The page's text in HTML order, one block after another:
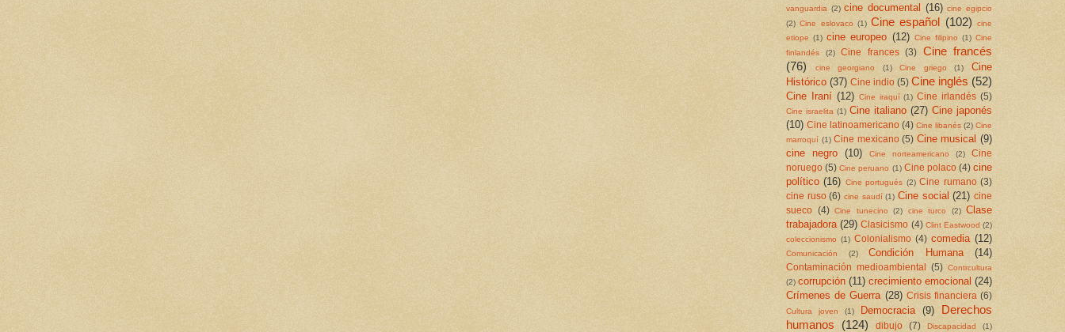
vanguardia (2) cine documental (16) cine egipcio
(2) Cine eslovaco (1) Cine español (102)
cine
etiope (1) cine europeo (12) Cine filipino (1) Cine
finlandés
(2) Cine frances (3)
Cine francés
(76)
cine georgiano (1) Cine griego (1)
Cine
Histórico (37) Cine indio (5) Cine inglés (52)
Cine Iraní (12) Cine iraquí (1) Cine irlandés (5)
Cine israelita (1) Cine italiano (27) Cine japonés
(10) Cine latinoamericano (4) Cine libanés (2) Cine
marroquí (1) Cine mexicano (5) Cine musical (9)
cine negro (10) Cine norteamericano (2)
Cine
noruego (5) Cine peruano (1) Cine polaco (4) cine
político (16) Cine portugués (2) Cine rumano (3)
cine ruso (6) cine saudí (1) Cine social (21) cine
sueco (4) Cine tunecino (2) cine turco (2) Clase
trabajadora (29) Clasicismo (4) Clint Eastwood (2)
coleccionismo (1) Colonialismo (4) comedia (12)
Comunicación (2) Condición Humana (14)
Contaminación medioambiental (5) Contrcultura
(2) corrupción (11) crecimiento emocional (24)
Crímenes de Guerra (28) Crisis financiera (6)
Cultura joven (1) Democracia (9)
Derechos
humanos (124) dibujo (7) Discapacidad
(1)